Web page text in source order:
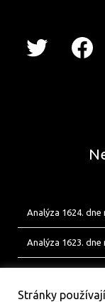
Analýza 1624. dne
Analýza 1623. dne
Stránky